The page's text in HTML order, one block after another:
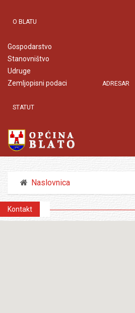
O BLATU
Gospodarstvo
Stanovništvo
Udruge
Zemljopisni podaci
ADRESAR
STATUT
Naslovnica
Kontakt